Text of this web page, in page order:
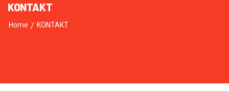
KONTAKT
Home / KONTAKT